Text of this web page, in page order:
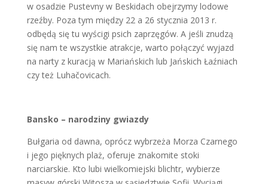
w osadzie Pustevny w Beskidach obejrzymy lodowe
rzeźby. Poza tym między 22 a 26 stycznia 2013 r.
odbędą się tu wyścigi psich zaprzęgów. A jeśli znudzą
się nam te wszystkie atrakcje, warto połączyć wyjazd
na narty z kuracją w Mariańskich lub Jańskich Łaźniach
czy też Luhačovicach.
Bansko – narodziny gwiazdy
Bułgaria od dawna, oprócz wybrzeża Morza Czarnego
i jego pięknych plaż, oferuje znakomite stoki
narciarskie. Kto lubi wielkomiejski blichtr, wybierze